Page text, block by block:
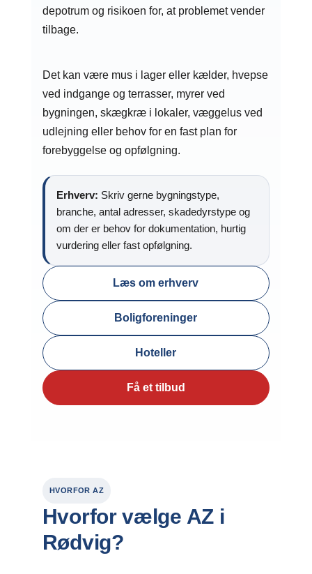
depotrum og risikoen for, at problemet vender
tilbage.
Det kan være mus i lager eller kælder, hvepse
ved indgange og terrasser, myrer ved
bygningen, skægkræ i lokaler, væggelus ved
udlejning eller behov for en fast plan for
forebyggelse og opfølgning.
Erhverv: Skriv gerne bygningstype,
branche, antal adresser, skadedyrstype og
om der er behov for dokumentation, hurtig
vurdering eller fast opfølgning.
Læs om erhverv
Boligforeninger
Hoteller
Få et tilbud
HVORFOR AZ
Hvorfor vælge AZ i
Rødvig?